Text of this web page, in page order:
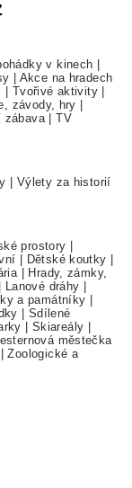
v kinech
Akce na hradech
Tvořivé aktivity
závody, hry
zábava|TV
Výlety za historií
prostory
Dětské koutky
|
Hrady, zámky,
Lanové dráhy
a památníky
Sdílené
Skiareály
městečka
|Zoologické a